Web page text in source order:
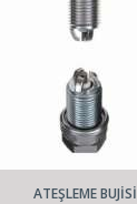
ATEŞLEME BUJİSİ